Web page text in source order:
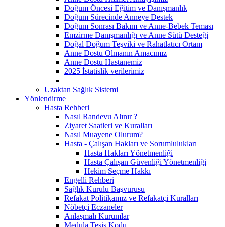
Doğum Öncesi Eğitim ve Danışmanlık
Doğum Sürecinde Anneye Destek
Doğum Sonrası Bakım ve Anne-Bebek Teması
Emzirme Danışmanlığı ve Anne Sütü Desteği
Doğal Doğum Teşviki ve Rahatlatıcı Ortam
Anne Dostu Olmanın Amacımız
Anne Dostu Hastanemiz
2025 İstatislik verilerimiz
Uzaktan Sağlık Sistemi
Yönlendirme
Hasta Rehberi
Nasıl Randevu Alınır ?
Ziyaret Saatleri ve Kuralları
Nasıl Muayene Olurum?
Hasta - Çalışan Hakları ve Sorumlulukları
Hasta Hakları Yönetmenliği
Hasta Çalışan Güvenliği Yönetmenliği
Hekim Seçme Hakkı
Engelli Rehberi
Sağlık Kurulu Başvurusu
Refakat Politikamız ve Refakatçi Kuralları
Nöbetçi Eczaneler
Anlaşmalı Kurumlar
Medula Tesis Kodu